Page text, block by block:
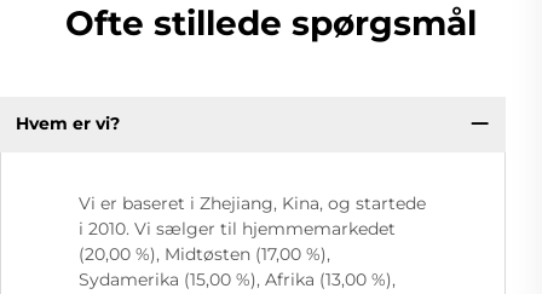
Ofte stillede spørgsmål
Hvem er vi?
Vi er baseret i Zhejiang, Kina, og startede
i 2010. Vi sælger til hjemmemarkedet
(20,00 %), Midtøsten (17,00 %),
Sydamerika (15,00 %), Afrika (13,00 %),